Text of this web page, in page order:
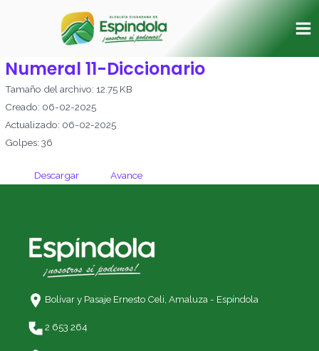
Numeral 11-Diccionario
Tamaño del archivo: 12.75 KB
Creado: 06-02-2025
Actualizado: 06-02-2025
Golpes: 36
Descargar Avance
Bolívar y Pasaje Ernesto Celi, Amaluza - Espíndola
2 653 264